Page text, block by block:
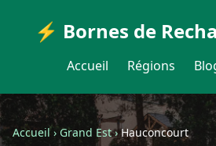
⚡ Bornes de
Accueil Régions
Accueil›Grand Est›Hauconcourt